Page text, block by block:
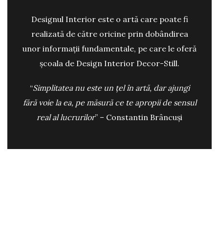
Designul Interior este o artă care poate fi
realizată de către oricine prin dobândirea
unor informații fundamentale, pe care le oferă
școala de Design Interior Decor-Still.
“Simplitatea nu este un ţel în artă, dar ajungi
fără voie la ea, pe măsură ce te apropii de sensul
real al lucrurilor” – Constantin Brâncuși